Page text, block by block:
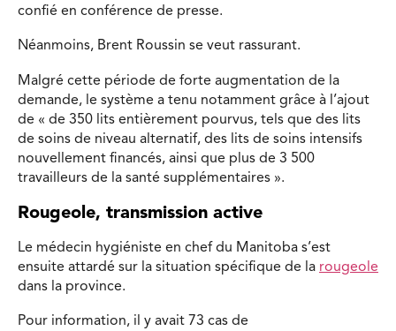
confié en conférence de presse.
Néanmoins, Brent Roussin se veut rassurant.
Malgré cette période de forte augmentation de la
demande, le système a tenu notamment grâce à l’ajout
de « de 350 lits entièrement pourvus, tels que des lits
de soins de niveau alternatif, des lits de soins intensifs
nouvellement financés, ainsi que plus de 3 500
travailleurs de la santé supplémentaires ».
Rougeole, transmission active
Le médecin hygiéniste en chef du Manitoba s’est
ensuite attardé sur la situation spécifique de la rougeole
dans la province.
Pour information, il y avait 73 cas de